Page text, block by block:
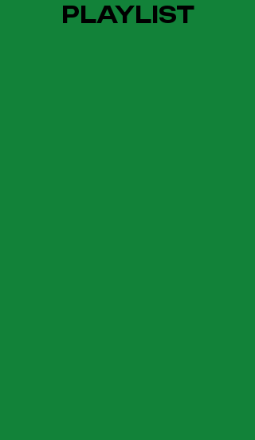
PLAYLIST